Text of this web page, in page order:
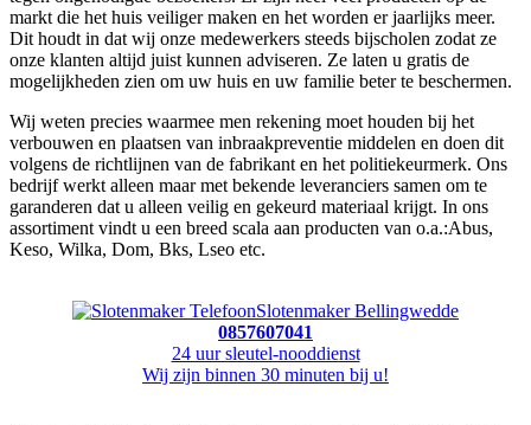
markt die het huis veiliger maken en het worden er jaarlijks meer.
Dit houdt in dat wij onze medewerkers steeds bijscholen zodat ze
onze klanten altijd juist kunnen adviseren. Ze laten u gratis de
mogelijkheden zien om uw huis en uw familie beter te beschermen.
Wij weten precies waarmee men rekening moet houden bij het
verbouwen en plaatsen van inbraakpreventie middelen en doen dit
volgens de richtlijnen van de fabrikant en het politiekeurmerk. Ons
bedrijf werkt alleen maar met bekende leveranciers samen om te
garanderen dat u alleen veilig en gekeurd materiaal krijgt. In ons
assortiment vindt u een breed scala aan producten van o.a.:Abus,
Keso, Wilka, Dom, Bks, Lseo etc.
Slotenmaker Bellingwedde
0857607041
24 uur sleutel-nooddienst
Wij zijn binnen 30 minuten bij u!